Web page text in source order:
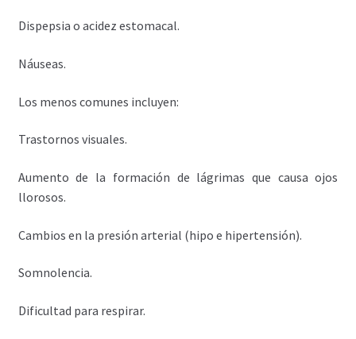
Dispepsia o acidez estomacal.
Náuseas.
Los menos comunes incluyen:
Trastornos visuales.
Aumento de la formación de lágrimas que causa ojos
llorosos.
Cambios en la presión arterial (hipo e hipertensión).
Somnolencia.
Dificultad para respirar.